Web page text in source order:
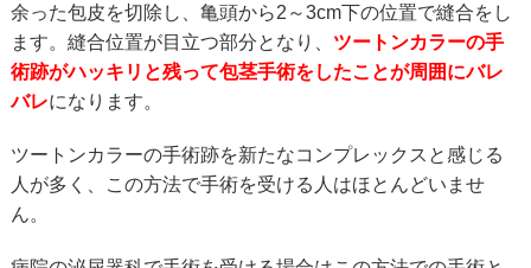
余った包皮を切除し、亀頭から2～3cm下の位置で縫合をし
ます。縫合位置が目立つ部分となり、 ツートンカラーの手
術跡がハッキリと残って包茎手術をしたことが周囲にバレ
バレになります。
ツートンカラーの手術跡を新たなコンプレックスと感じる
人が多く、この方法で手術を受ける人はほとんどいませ
ん。